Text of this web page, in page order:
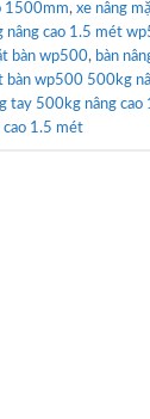
1500mm, xe nâng
nâng cao 1.5 mét
bàn wp500, bàn
bàn wp500 500kg
tay 500kg nâng
1.5 mét